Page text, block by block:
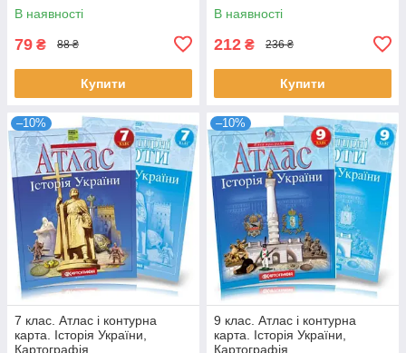
В наявності
79 ₴ 88 ₴
Купити
В наявності
212 ₴ 236 ₴
Купити
–10%
7 клас. Атлас і контурна
карта. Історія України,
Картографія
–10%
9 клас. Атлас і контурна
карта. Історія України,
Картографія